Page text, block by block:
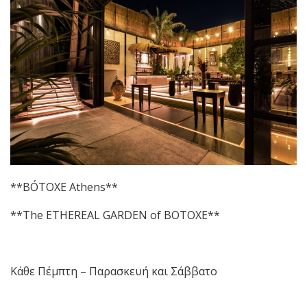
**ΒÓTOXE Athens**
**The ETHEREAL GARDEN of BOTOXE**
Κάθε Πέμπτη – Παρασκευή και Σάββατο